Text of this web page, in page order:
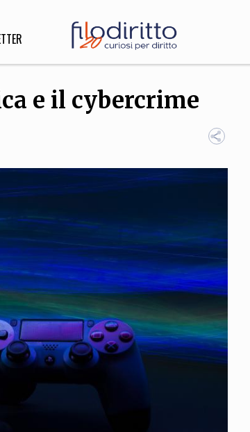
INNOVAZIONE
Scienze informatiche,
Architettura, Ingegneria
TEAM
COMITATO SCIENTIFICO AUTORI CURATORI FOTOGRAFI
EXTRA
RUBRICHE
e il cybercrime